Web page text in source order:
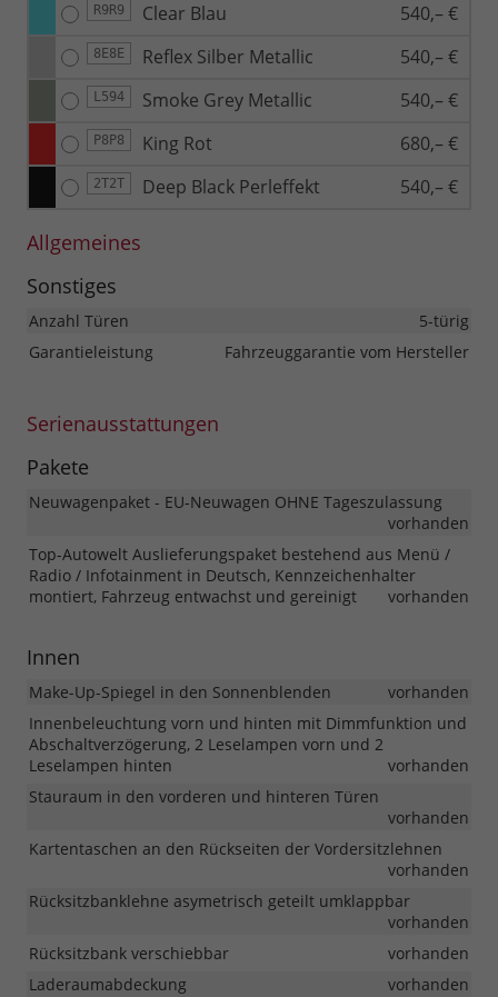
R9R9 Clear Blau 540,– €
8E8E Reflex Silber Metallic 540,– €
L594 Smoke Grey Metallic 540,– €
P8P8 King Rot 680,– €
2T2T Deep Black Perleffekt 540,– €
Allgemeines
Sonstiges
Anzahl Türen
5-türig
Garantieleistung
Fahrzeuggarantie vom Hersteller
Serienausstattungen
Pakete
Neuwagenpaket - EU-Neuwagen OHNE Tageszulassung
vorhanden
Top-Autowelt Auslieferungspaket bestehend aus Menü /
Radio / Infotainment in Deutsch, Kennzeichenhalter
montiert, Fahrzeug entwachst und gereinigt
vorhanden
Innen
Make-Up-Spiegel in den Sonnenblenden
vorhanden
Innenbeleuchtung vorn und hinten mit Dimmfunktion und
Abschaltverzögerung, 2 Leselampen vorn und 2
Leselampen hinten
vorhanden
Stauraum in den vorderen und hinteren Türen
vorhanden
Kartentaschen an den Rückseiten der Vordersitzlehnen
vorhanden
Rücksitzbanklehne asymetrisch geteilt umklappbar
vorhanden
Rücksitzbank verschiebbar
vorhanden
Laderaumabdeckung
vorhanden